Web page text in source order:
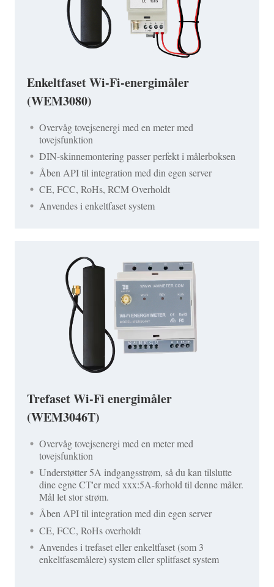
Enkeltfaset Wi-Fi-energimåler
(WEM3080)
Overvåg tovejsenergi med en meter med
tovejsfunktion
DIN-skinnemontering passer perfekt i målerboksen
Åben API til integration med din egen server
CE, FCC, RoHs, RCM Overholdt
Anvendes i enkeltfaset system
Trefaset Wi-Fi energimåler
(WEM3046T)
Overvåg tovejsenergi med en meter med
tovejsfunktion
Understøtter 5A indgangsstrøm, så du kan tilslutte
dine egne CT'er med xxx:5A-forhold til denne måler.
Mål let stor strøm.
Åben API til integration med din egen server
CE, FCC, RoHs overholdt
Anvendes i trefaset eller enkeltfaset (som 3
enkeltfasemålere) system eller splitfaset system